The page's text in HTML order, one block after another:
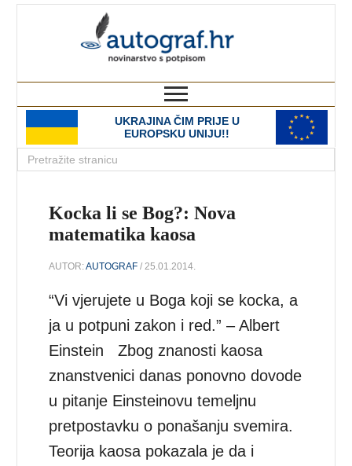
UKRAJINA ČIM PRIJE U
EUROPSKU UNIJU!!
Kocka li se Bog?: Nova
matematika kaosa
AUTOR:AUTOGRAF / 25.01.2014.
“Vi vjerujete u Boga koji se kocka, a
ja u potpuni zakon i red.” – Albert
Einstein Zbog znanosti kaosa
znanstvenici danas ponovno dovode
u pitanje Einsteinovu temeljnu
pretpostavku o ponašanju svemira.
Teorija kaosa pokazala je da i